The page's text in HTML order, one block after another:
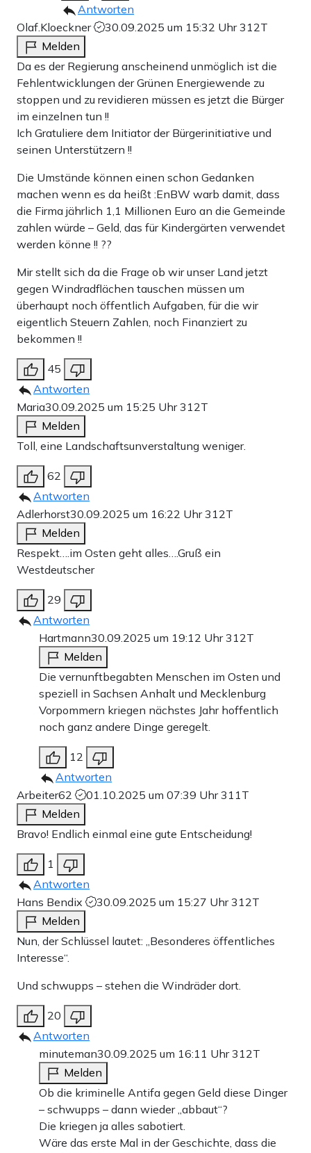
Antworten
Olaf.Kloeckner
30.09.2025 um 15:32 Uhr312T
Melden
Da es der Regierung anscheinend unmöglich ist die
Fehlentwicklungen der Grünen Energiewende zu
stoppen und zu revidieren müssen es jetzt die Bürger
im einzelnen tun !!
Ich Gratuliere dem Initiator der Bürgerinitiative und
seinen Unterstützern !!
Die Umstände können einen schon Gedanken
machen wenn es da heißt :EnBW warb damit, dass
die Firma jährlich 1,1 Millionen Euro an die Gemeinde
zahlen würde – Geld, das für Kindergärten verwendet
werden könne !! ??
Mir stellt sich da die Frage ob wir unser Land jetzt
gegen Windradflächen tauschen müssen um
überhaupt noch öffentlich Aufgaben, für die wir
eigentlich Steuern Zahlen, noch Finanziert zu
bekommen !!
45
Antworten
Maria30.09.2025 um 15:25 Uhr312T
Melden
Toll, eine Landschaftsunverstaltung weniger.
62
Antworten
Adlerhorst30.09.2025 um 16:22 Uhr312T
Melden
Respekt….im Osten geht alles….Gruß ein
Westdeutscher
29
Antworten
Hartmann30.09.2025 um 19:12 Uhr312T
Melden
Die vernunftbegabten Menschen im Osten und
speziell in Sachsen Anhalt und Mecklenburg
Vorpommern kriegen nächstes Jahr hoffentlich
noch ganz andere Dinge geregelt.
12
Antworten
Arbeiter62
01.10.2025 um 07:39 Uhr311T
Melden
Bravo! Endlich einmal eine gute Entscheidung!
1
Antworten
Hans Bendix
30.09.2025 um 15:27 Uhr312T
Melden
Nun, der Schlüssel lautet: „Besonderes öffentliches
Interesse“.
Und schwupps – stehen die Windräder dort.
20
Antworten
minuteman30.09.2025 um 16:11 Uhr312T
Melden
Ob die kriminelle Antifa gegen Geld diese Dinger
– schwupps – dann wieder „abbaut“?
Die kriegen ja alles sabotiert.
Wäre das erste Mal in der Geschichte, dass die